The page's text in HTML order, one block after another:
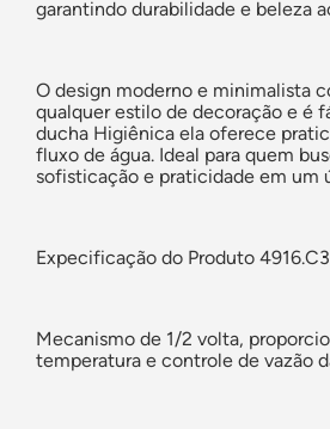
garantindo durabilidade e beleza
O design moderno e minimalista
qualquer estilo de decoração e é
ducha Higiênica ela oferece
fluxo de água. Ideal para quem
sofisticação e praticidade em um
Expecificação do Produto
Mecanismo de 1/2 volta,
temperatura e controle de vazão